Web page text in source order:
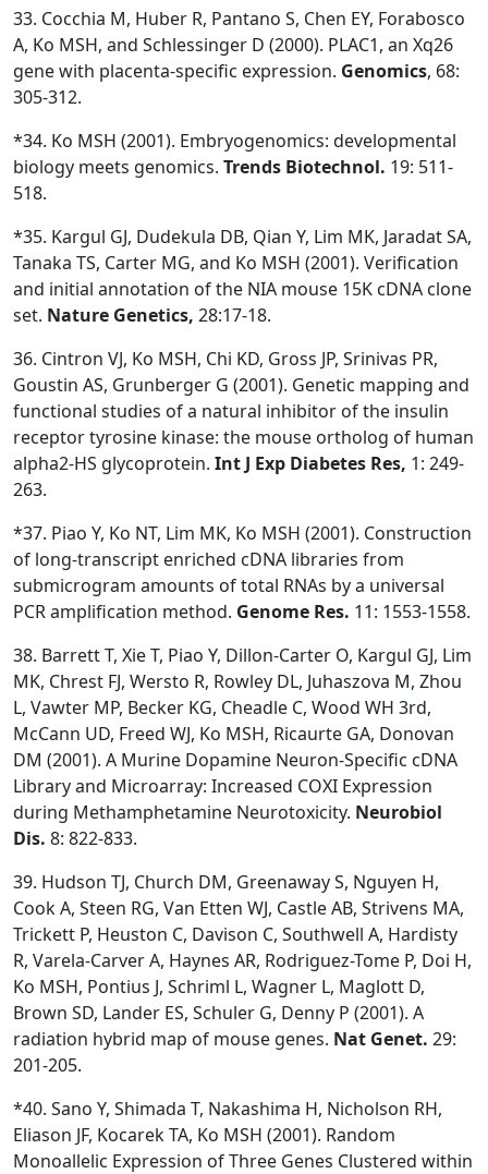
33. Cocchia M, Huber R, Pantano S, Chen EY, Forabosco
A, Ko MSH, and Schlessinger D (2000). PLAC1, an Xq26
gene with placenta-specific expression. Genomics, 68:
305-312.
*34. Ko MSH (2001). Embryogenomics: developmental
biology meets genomics. Trends Biotechnol. 19: 511-
518.
*35. Kargul GJ, Dudekula DB, Qian Y, Lim MK, Jaradat SA,
Tanaka TS, Carter MG, and Ko MSH (2001). Verification
and initial annotation of the NIA mouse 15K cDNA clone
set. Nature Genetics, 28:17-18.
36. Cintron VJ, Ko MSH, Chi KD, Gross JP, Srinivas PR,
Goustin AS, Grunberger G (2001). Genetic mapping and
functional studies of a natural inhibitor of the insulin
receptor tyrosine kinase: the mouse ortholog of human
alpha2-HS glycoprotein. Int J Exp Diabetes Res, 1: 249-
263.
*37. Piao Y, Ko NT, Lim MK, Ko MSH (2001). Construction
of long-transcript enriched cDNA libraries from
submicrogram amounts of total RNAs by a universal
PCR amplification method. Genome Res. 11: 1553-1558.
38. Barrett T, Xie T, Piao Y, Dillon-Carter O, Kargul GJ, Lim
MK, Chrest FJ, Wersto R, Rowley DL, Juhaszova M, Zhou
L, Vawter MP, Becker KG, Cheadle C, Wood WH 3rd,
McCann UD, Freed WJ, Ko MSH, Ricaurte GA, Donovan
DM (2001). A Murine Dopamine Neuron-Specific cDNA
Library and Microarray: Increased COXI Expression
during Methamphetamine Neurotoxicity. Neurobiol
Dis. 8: 822-833.
39. Hudson TJ, Church DM, Greenaway S, Nguyen H,
Cook A, Steen RG, Van Etten WJ, Castle AB, Strivens MA,
Trickett P, Heuston C, Davison C, Southwell A, Hardisty
R, Varela-Carver A, Haynes AR, Rodriguez-Tome P, Doi H,
Ko MSH, Pontius J, Schriml L, Wagner L, Maglott D,
Brown SD, Lander ES, Schuler G, Denny P (2001). A
radiation hybrid map of mouse genes. Nat Genet. 29:
201-205.
*40. Sano Y, Shimada T, Nakashima H, Nicholson RH,
Eliason JF, Kocarek TA, Ko MSH (2001). Random
Monoallelic Expression of Three Genes Clustered within